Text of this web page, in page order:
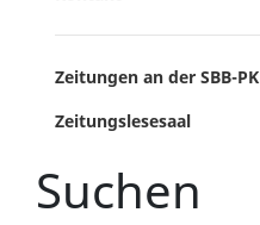
Zeitungen an der SBB-PK
Zeitungslesesaal
Suchen